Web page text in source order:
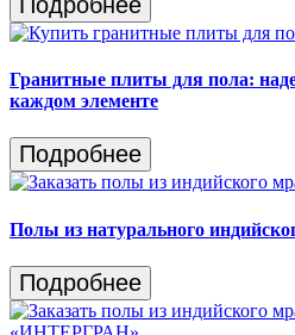
Гранитные плиты для пола:
каждом элементе
Подробнее
Полы из натурального
Подробнее